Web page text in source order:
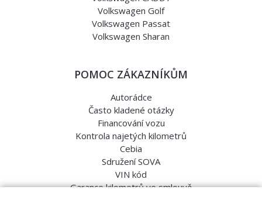
Volkswagen Golf
Volkswagen Passat
Volkswagen Sharan
POMOC ZÁKAZNÍKŮM
Autorádce
Často kladené otázky
Financování vozu
Kontrola najetých kilometrů
Cebia
Sdružení SOVA
VIN kód
Garance kilometrů ve smlouvě